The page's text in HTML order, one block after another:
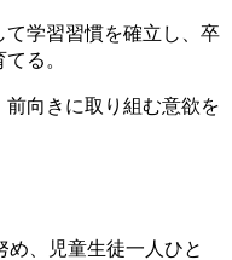
て学習習慣を確立し、卒
る。
前向きに取り組む意欲を
め、児童生徒一人ひと